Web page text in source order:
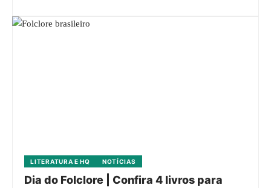
LITERATURA E HQ NOTÍCIAS
Dia do Folclore | Confira 4 livros para